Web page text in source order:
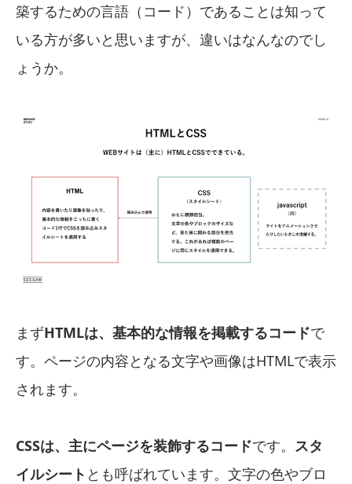
築するための言語（コード）であることは知って
いる方が多いと思いますが、違いはなんなのでし
ょうか。
まずHTMLは、基本的な情報を掲載するコードで
す。ページの内容となる文字や画像はHTMLで表示
されます。
CSSは、主にページを装飾するコードです。 スタ
イルシート とも呼ばれています。文字の色やブロ